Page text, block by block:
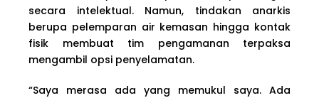
secara intelektual. Namun, tindakan anarkis
berupa pelemparan air kemasan hingga kontak
fisik membuat tim pengamanan terpaksa
mengambil opsi penyelamatan.
“Saya merasa ada yang memukul saya. Ada